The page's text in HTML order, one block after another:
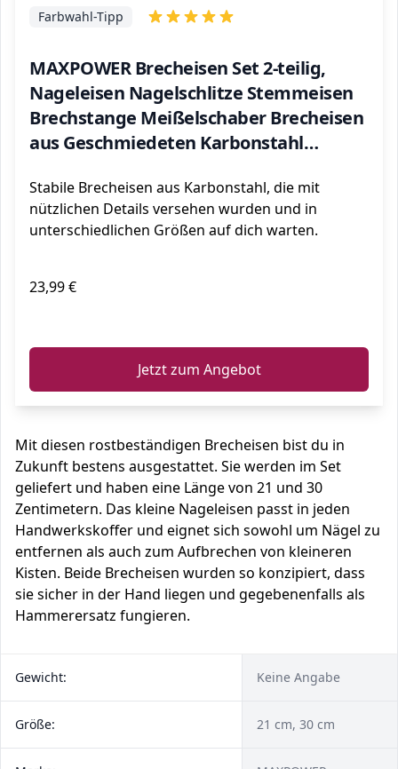
MAXPOWER Brecheisen Set 2-teilig,
Nageleisen Nagelschlitze Stemmeisen
Brechstange Meißelschaber Brecheisen
aus Geschmiedeten Karbonstahl
Farbwahl-Tipp
Stabile Brecheisen aus Karbonstahl, die mit
nützlichen Details versehen wurden und in
unterschiedlichen Größen auf dich warten.
23,99 €
Jetzt zum Angebot
Mit diesen rostbeständigen Brecheisen bist du in
Zukunft bestens ausgestattet. Sie werden im Set
geliefert und haben eine Länge von 21 und 30
Zentimetern. Das kleine Nageleisen passt in jeden
Handwerkskoffer und eignet sich sowohl um Nägel zu
entfernen als auch zum Aufbrechen von kleineren
Kisten. Beide Brecheisen wurden so konzipiert, dass
sie sicher in der Hand liegen und gegebenenfalls als
Hammerersatz fungieren.
Gewicht: Keine Angabe
Größe: 21 cm, 30 cm